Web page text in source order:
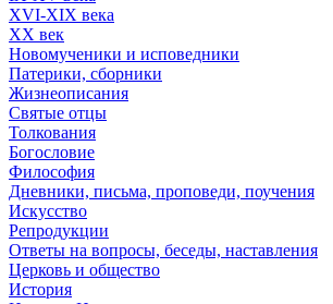
XVI-XIX века
XX век
Новомученики и исповедники
Патерики, сборники
Жизнеописания
Святые отцы
Толкования
Богословие
Философия
Дневники, письма, проповеди, поучения
Искусство
Репродукции
Ответы на вопросы, беседы, наставления
Церковь и общество
История